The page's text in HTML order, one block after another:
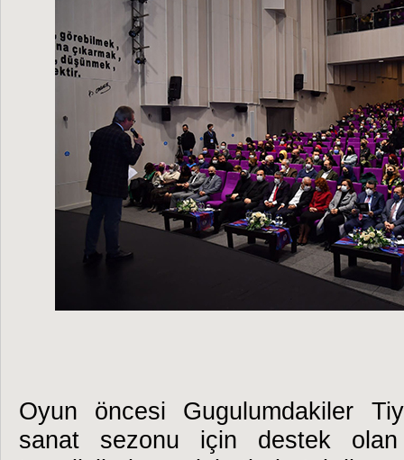
Oyun öncesi Gugulumdakiler
sanat sezonu için destek